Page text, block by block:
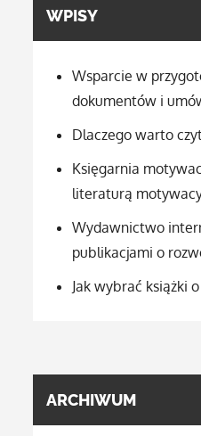
WPISY
Wsparcie w
dokumentów i
Dlaczego warto
Księgarnia
literaturą
Wydawnictwo
publikacjami o
Jak wybrać książki
ARCHIWUM